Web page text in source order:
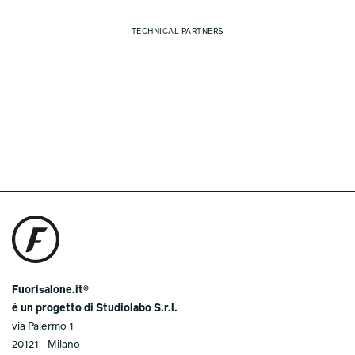
TECHNICAL PARTNERS
Fuorisalone.it®
è un progetto di Studiolabo S.r.l.
via Palermo 1
20121 - Milano